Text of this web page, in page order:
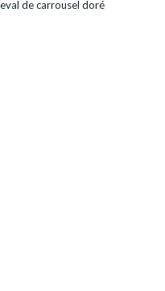
de carrousel doré